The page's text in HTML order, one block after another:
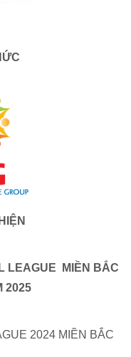
LEAGUE MIỀN BẮC
2025
2024 MIỀN BẮC